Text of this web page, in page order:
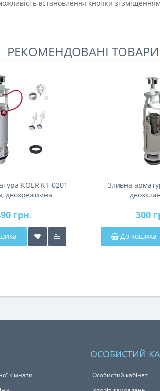
встановлення кнопки зі зміщенням
РЕКОМЕНДОВАНІ ТОВАРИ
KOER KT-0201
двохрежимна
грн.
Зливна
300
До кошика
кімнати
ОСОБИСТИЙ
Особистий кабінет